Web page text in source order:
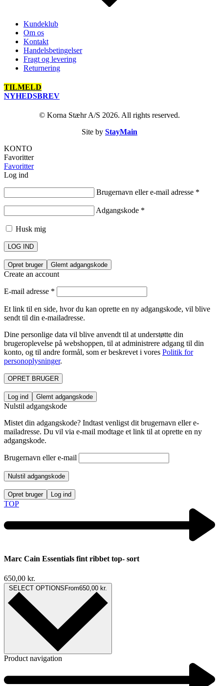
Kundeklub
Om os
Kontakt
Handelsbetingelser
Fragt og levering
Returnering
TILMELD
NYHEDSBREV
© Korna Stæhr A/S 2026. All rights reserved.
Site by StayMain
KONTO
Favoritter
Favoritter
Log ind
Brugernavn eller e-mail adresse *
Adgangskode *
Husk mig
LOG IND
Opret bruger Glemt adgangskode
Create an account
E-mail adresse *
Et link til en side, hvor du kan oprette en ny adgangskode, vil blive
sendt til din e-mailadresse.
Dine personlige data vil blive anvendt til at understøtte din
brugeroplevelse på webshoppen, til at administrere adgang til din
konto, og til andre formål, som er beskrevet i vores Politik for
personoplysninger.
OPRET BRUGER
Log ind Glemt adgangskode
Nulstil adgangskode
Mistet din adgangskode? Indtast venligst dit brugernavn eller e-
mailadresse. Du vil via e-mail modtage et link til at oprette en ny
adgangskode.
Brugernavn eller e-mail
Nulstil adgangskode
Opret bruger Log ind
TOP
Marc Cain Essentials fint ribbet top- sort
650,00 kr.
SELECT OPTIONSFrom650,00 kr.
Product navigation